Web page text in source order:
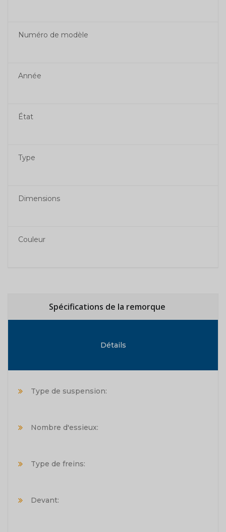
Numéro de modèle
Année
État
Type
Dimensions
Couleur
Spécifications de la remorque
Détails
Type de suspension:
Nombre d'essieux:
Type de freins:
Devant: